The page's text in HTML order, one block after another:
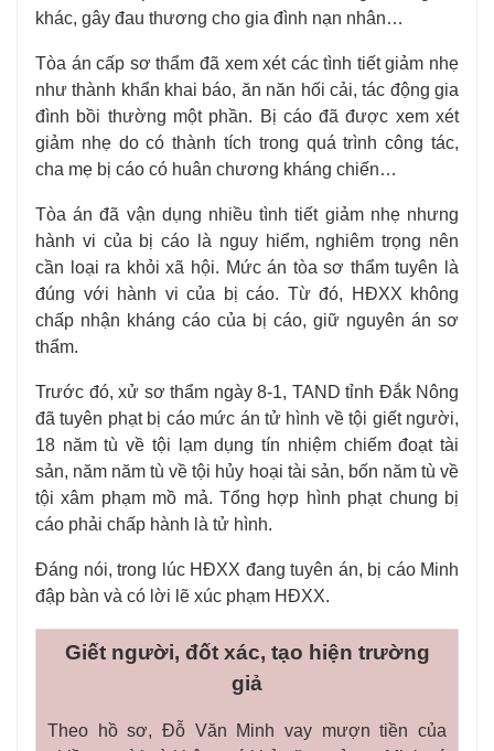
khác, gây đau thương cho gia đình nạn nhân…
Tòa án cấp sơ thẩm đã xem xét các tình tiết giảm nhẹ
như thành khẩn khai báo, ăn năn hối cải, tác động gia
đình bồi thường một phần. Bị cáo đã được xem xét
giảm nhẹ do có thành tích trong quá trình công tác,
cha mẹ bị cáo có huân chương kháng chiến…
Tòa án đã vận dụng nhiều tình tiết giảm nhẹ nhưng
hành vi của bị cáo là nguy hiểm, nghiêm trọng nên
cần loại ra khỏi xã hội. Mức án tòa sơ thẩm tuyên là
đúng với hành vi của bị cáo. Từ đó, HĐXX không
chấp nhận kháng cáo của bị cáo, giữ nguyên án sơ
thẩm.
Trước đó, xử sơ thẩm ngày 8-1, TAND tỉnh Đắk Nông
đã tuyên phạt bị cáo mức án tử hình về tội giết người,
18 năm tù về tội lạm dụng tín nhiệm chiếm đoạt tài
sản, năm năm tù về tội hủy hoại tài sản, bốn năm tù về
tội xâm phạm mồ mả. Tổng hợp hình phạt chung bị
cáo phải chấp hành là tử hình.
Đáng nói, trong lúc HĐXX đang tuyên án, bị cáo Minh
đập bàn và có lời lẽ xúc phạm HĐXX.
Giết người, đốt xác, tạo hiện trường
giả
Theo hồ sơ, Đỗ Văn Minh vay mượn tiền của